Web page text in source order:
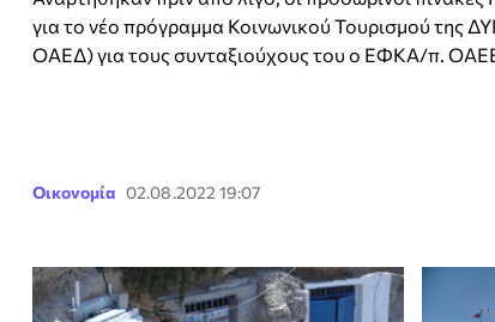
για το νέο πρόγραμμα Κοινωνικού Τουρισμού της
ΟΑΕΔ) για τους συνταξιούχους του ο ΕΦΚΑ/π.
Οικονομία 02.08.2022 19:07